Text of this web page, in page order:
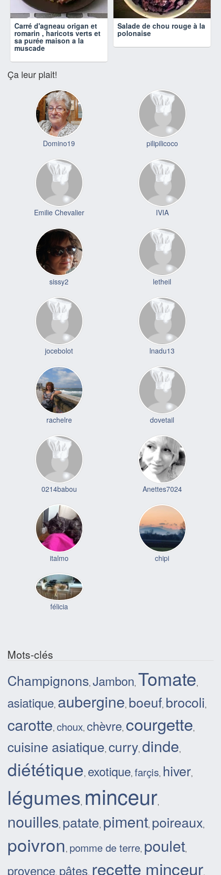
Carré d'agneau origan et
romarin , haricots verts et
sa purée maison a la
muscade
Salade de chou rouge à la
polonaise
Ça leur plait!
Domino19 pilipilicoco
Emilie Chevalier IVIA
sissy2 letheil
jocebolot lnadu13
rachelre dovetail
0214babou Anettes7024
italmo chipi
félicia
Mots-clés
Champignons, Jambon, Tomate,
asiatique, aubergine, boeuf, brocoli,
carotte, choux, chèvre, courgette,
cuisine asiatique, curry, dinde,
diététique, exotique, farçis, hiver,
légumes, minceur,
nouilles, patate, piment, poireaux,
poivron , pomme de terre, poulet,
provence, pâtes, recette minceur,